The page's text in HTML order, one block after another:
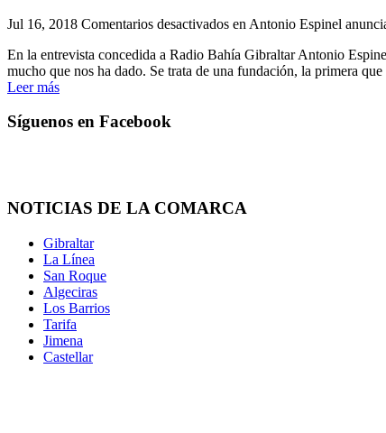
Jul 16, 2018 Comentarios desactivados en Antonio Espinel
En la entrevista concedida a Radio Bahía Gibraltar Antonio
mucho que nos ha dado. Se trata de una fundación, la primera
Leer más
Síguenos en Facebook
NOTICIAS DE LA COMARCA
Gibraltar
La Línea
San Roque
Algeciras
Los Barrios
Tarifa
Jimena
Castellar